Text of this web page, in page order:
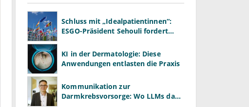
Schluss mit „Idealpatientinnen“:
ESGO-Präsident Sehouli fordert
KI in der Dermatologie: Diese
Anwendungen entlasten die Praxis
Kommunikation zur
Darmkrebsvorsorge: Wo LLMs das